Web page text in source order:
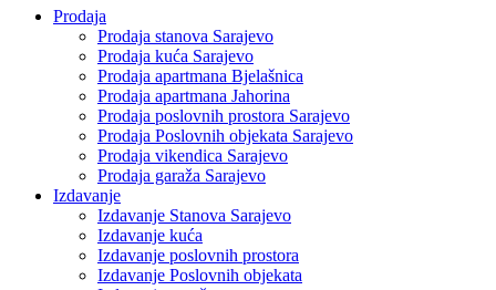
Prodaja
Prodaja stanova Sarajevo
Prodaja kuća Sarajevo
Prodaja apartmana Bjelašnica
Prodaja apartmana Jahorina
Prodaja poslovnih prostora Sarajevo
Prodaja Poslovnih objekata Sarajevo
Prodaja vikendica Sarajevo
Prodaja garaža Sarajevo
Izdavanje
Izdavanje Stanova Sarajevo
Izdavanje kuća
Izdavanje poslovnih prostora
Izdavanje Poslovnih objekata